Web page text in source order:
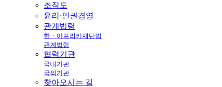
조직도
윤리·인권경영
관계법령
한ㆍ아프리카재단법
관계법령
협력기관
국내기관
국외기관
찾아오시는 길